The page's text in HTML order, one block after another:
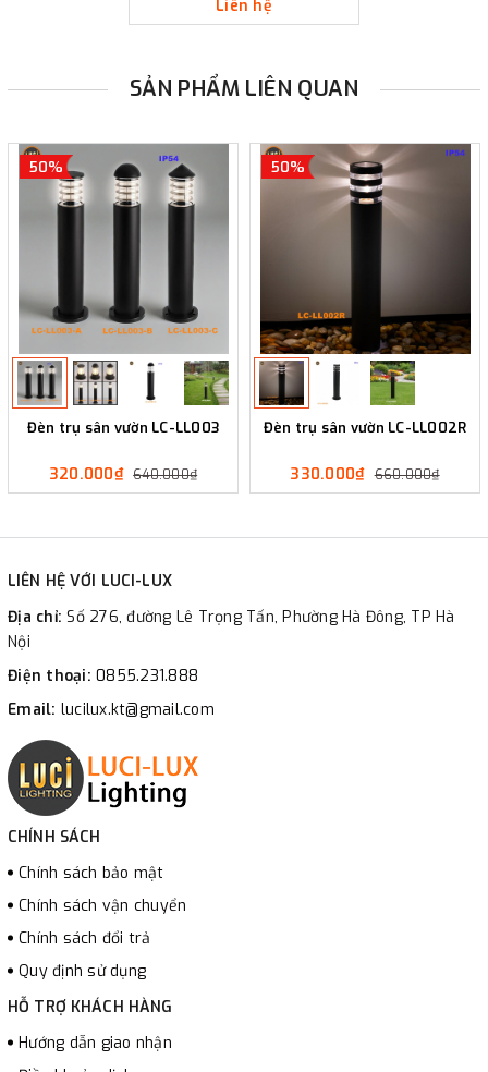
Liên hệ
SẢN PHẨM LIÊN QUAN
50%
Đèn trụ sân vườn LC-LL003
320.000₫ 640.000₫
50%
Đèn trụ sân vườn LC-LL002R
330.000₫ 660.000₫
LIÊN HỆ VỚI LUCI-LUX
Địa chỉ:Số 276, đường Lê Trọng Tấn, Phường Hà Đông, TP Hà
Nội
Điện thoại: 0855.231.888
Email: lucilux.kt@gmail.com
CHÍNH SÁCH
Chính sách bảo mật
Chính sách vận chuyển
Chính sách đổi trả
Quy định sử dụng
HỖ TRỢ KHÁCH HÀNG
Hướng dẫn giao nhận